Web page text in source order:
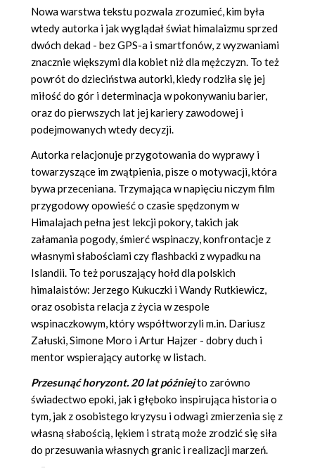
Nowa warstwa tekstu pozwala zrozumieć, kim była
wtedy autorka i jak wyglądał świat himalaizmu sprzed
dwóch dekad - bez GPS-a i smartfonów, z wyzwaniami
znacznie większymi dla kobiet niż dla mężczyzn. To też
powrót do dzieciństwa autorki, kiedy rodziła się jej
miłość do gór i determinacja w pokonywaniu barier,
oraz do pierwszych lat jej kariery zawodowej i
podejmowanych wtedy decyzji.
Autorka relacjonuje przygotowania do wyprawy i
towarzyszące im zwątpienia, pisze o motywacji, która
bywa przeceniana. Trzymająca w napięciu niczym film
przygodowy opowieść o czasie spędzonym w
Himalajach pełna jest lekcji pokory, takich jak
załamania pogody, śmierć wspinaczy, konfrontacje z
własnymi słabościami czy flashbacki z wypadku na
Islandii. To też poruszający hołd dla polskich
himalaistów: Jerzego Kukuczki i Wandy Rutkiewicz,
oraz osobista relacja z życia w zespole
wspinaczkowym, który współtworzyli m.in. Dariusz
Załuski, Simone Moro i Artur Hajzer - dobry duch i
mentor wspierający autorkę w listach.
Przesunąć horyzont. 20 lat późniejto zarówno
świadectwo epoki, jak i głęboko inspirująca historia o
tym, jak z osobistego kryzysu i odwagi zmierzenia się z
własną słabością, lękiem i stratą może zrodzić się siła
do przesuwania własnych granic i realizacji marzeń.